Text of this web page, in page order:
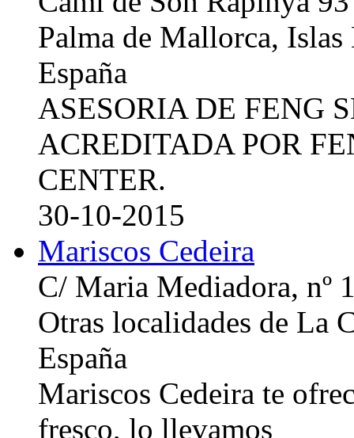
Palma de Mallorca, Islas
España
ASESORIA DE FENG
ACREDITADA POR
CENTER.
30-10-2015
Mariscos Cedeira
C/ Maria Mediadora, nº
Otras localidades de La
España
Mariscos Cedeira te
fresco, lo llevamos